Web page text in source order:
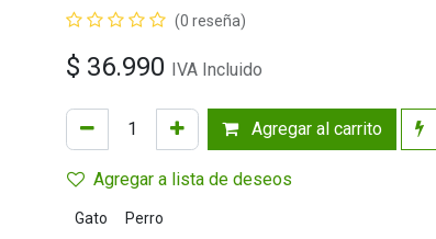
(0 reseña)
$ 36.990 IVA Incluido
Agregar al carrito
Agregar a lista de deseos
Gato Perro